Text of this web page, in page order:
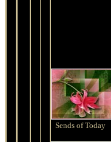
Sends of Today